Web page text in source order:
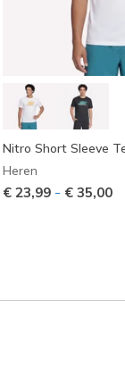
Nitro Short Sleeve
Heren
€ 23,99 - € 35,00